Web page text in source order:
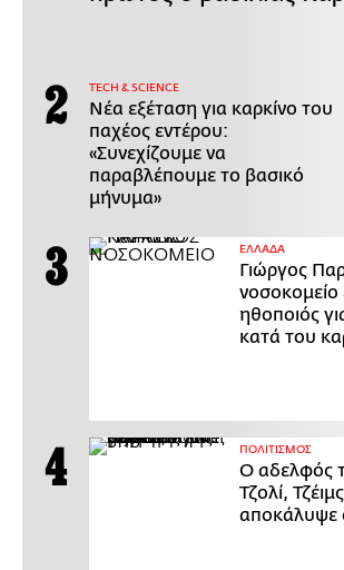
ΤECH & SCIENCE
Νέα εξέταση για καρκίνο του
παχέος εντέρου:
«Συνεχίζουμε να
παραβλέπουμε το βασικό
μήνυμα»
ΕΛΛΑΔΑ
Γιώργος
νοσοκομείο
ηθοποιός
κατά του
ΠΟΛΙΤΙΣΜΟΣ
Ο αδελφός
Τζολί,
αποκάλυψε